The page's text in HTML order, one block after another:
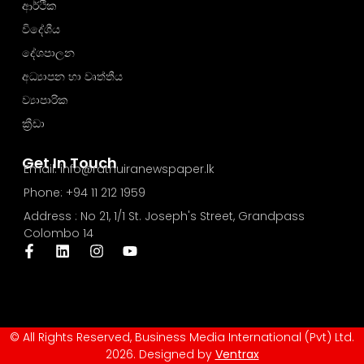
Get In Touch
Email: info@rathuiranewspaper.lk
Phone: +94 11 212 1959
Address : No 21, 1/1 St. Joseph's Street, Grandpass
Colombo 14
ආර්ථික
විදේශීය
දේශපාලන
අධ්‍යාපන හා වෘත්තීය
ව්‍යාපාරික
ක්‍රීඩා
© All Rights Reserved, Business Media International (Pvt) Ltd.
2026. Designed by Ventrax